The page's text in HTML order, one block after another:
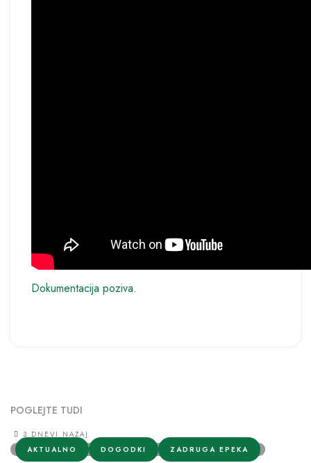
Dokumentacija poziva.
POGLEJTE TUDI
3 DNEVI NAZAJ
AKTUALNO
DOGODKI ZADRUGA EPEKA